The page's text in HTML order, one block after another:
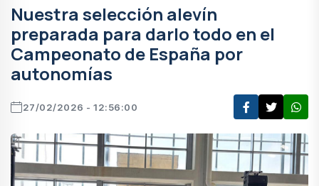
Nuestra selección alevín
preparada para darlo todo en el
Campeonato de España por
autonomías
27/02/2026 - 12:56:00